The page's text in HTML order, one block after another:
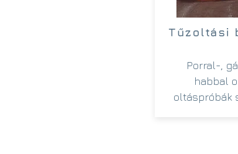
Tűzoltási
Porral-,
habbal
oltáspróbák